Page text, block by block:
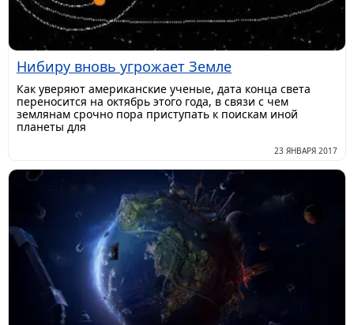
Нибиру вновь угрожает Земле
Как уверяют американские ученые, дата конца света
переносится на октябрь этого года, в связи с чем
землянам срочно пора приступать к поискам иной
планеты для
23 ЯНВАРЯ 2017